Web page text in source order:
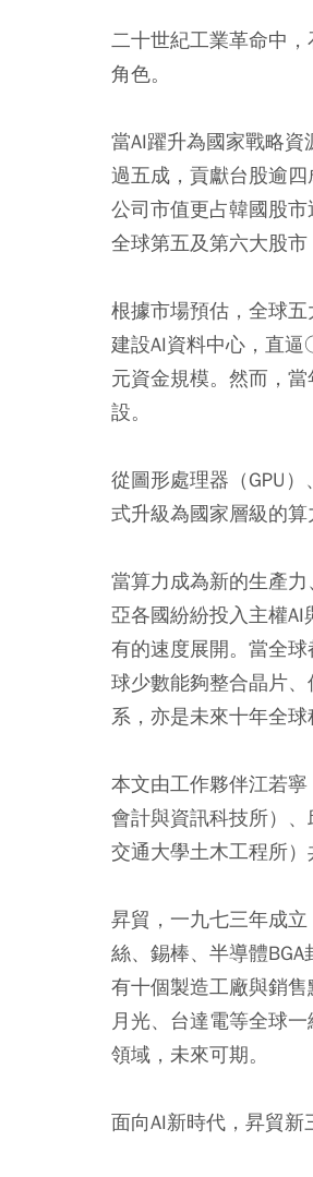
二十世紀工業革命中
角色。
當AI躍升為國家戰略
過五成，貢獻台股逾
公司市值更占韓國股
全球第五及第六大股市
根據市場預估，全球
建設AI資料中心，直
元資金規模。然而，
設。
從圖形處理器（GPU
式升級為國家層級的算
當算力成為新的生產
亞各國紛紛投入主權
有的速度展開。當全
球少數能夠整合晶片
系，亦是未來十年全球
本文由工作夥伴江若
會計與資訊科技所）
交通大學土木工程所
昇貿，一九七三年成
絲、錫棒、半導體
有十個製造工廠與銷
月光、台達電等全球
領域，未來可期。
面向AI新時代，昇貿新